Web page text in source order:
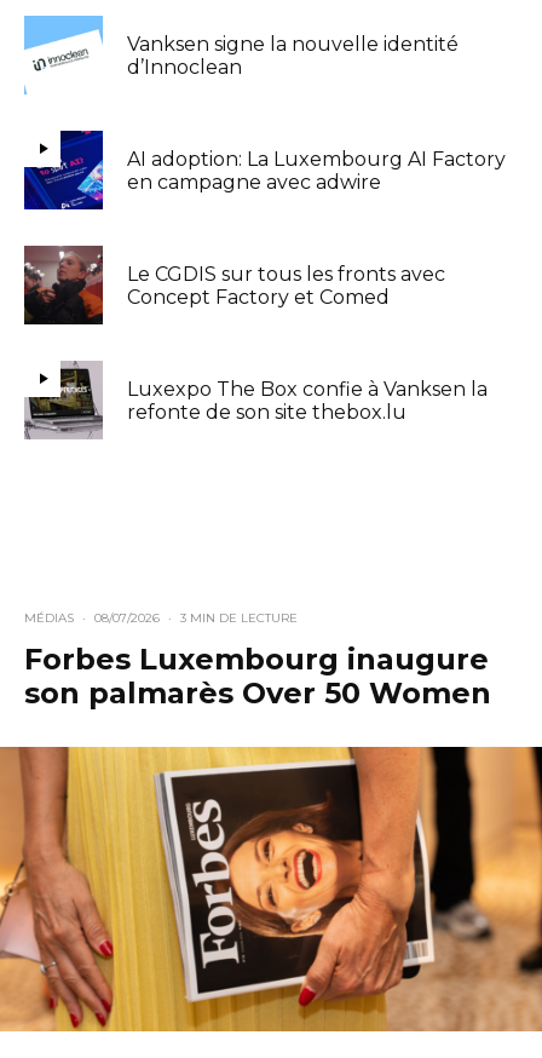
Vanksen signe la nouvelle identité
d’Innoclean
AI adoption: La Luxembourg AI Factory
en campagne avec adwire
Le CGDIS sur tous les fronts avec
Concept Factory et Comed
Luxexpo The Box confie à Vanksen la
refonte de son site thebox.lu
MÉDIAS · 08/07/2026 · 3 MIN DE LECTURE
Forbes Luxembourg inaugure
son palmarès Over 50 Women